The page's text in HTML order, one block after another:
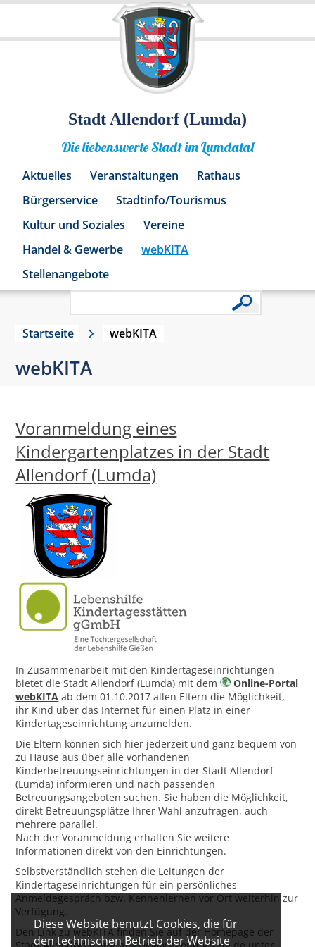
Diese Website benutzt Cookies, die für
den technischen Betrieb der Website
Stadt Allendorf (Lumda)
Die liebenswerte Stadt im Lumdatal
Aktuelles Veranstaltungen
Rathaus
Bürgerservice
Stadtinfo/Tourismus
Kultur und Soziales
Vereine
Handel & Gewerbe
webKITA
Stellenangebote
Startseite webKITA
webKITA
Voranmeldung eines
Kindergartenplatzes in der Stadt
Allendorf (Lumda)
In Zusammenarbeit mit den Kindertageseinrichtungen
bietet die Stadt Allendorf (Lumda) mit dem
Online-Portal
webKITA ab dem 01.10.2017 allen Eltern die Möglichkeit,
ihr Kind über das Internet für einen Platz in einer
Kindertageseinrichtung anzumelden.
Die Eltern können sich hier jederzeit und ganz bequem von
zu Hause aus über alle vorhandenen
Kinderbetreuungseinrichtungen in der Stadt Allendorf
(Lumda) informieren und nach passenden
Betreuungsangeboten suchen. Sie haben die Möglichkeit,
direkt Betreuungsplätze Ihrer Wahl anzufragen, auch
mehrere parallel.
Nach der Voranmeldung erhalten Sie weitere
Informationen direkt von den Einrichtungen.
Selbstverständlich stehen die Leitungen der
Kindertageseinrichtungen für ein persönliches
Anmeldegespräch bzw. Kennenlernen vor Ort weiterhin zur
Verfügung.
Den Link zu webKITA finden Sie auf der Homepage der